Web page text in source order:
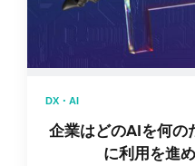
DX・AI
企業はどのAIを何の
に利用を進